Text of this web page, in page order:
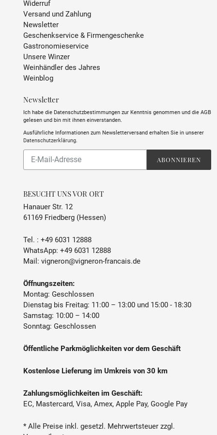
SULFITE
ABFÜLLER / IMPORTEUR
33460 Margaux, Frankreich
Widerruf
Versand und Zahlung
Newsletter
Geschenkservice & Firmengeschenke
Gastronomieservice
Unsere Winzer
Weinhändler des Jahres
Weinblog
Newsletter
Ich habe die Datenschutzbestimmungen zur Kenntnis genommen und die AGB
gelesen und bin mit ihnen einverstanden.
Ausführliche Informationen zum Newsletterversand erhalten Sie in unserer
Datenschutzerklärung.
unsere
ABONNIEREN
BESUCHT UNS VOR ORT
Hanauer Str. 12
61169 Friedberg (Hessen)
Tel. : +49 6031 12888
WhatsApp: +49 6031 12888
Mail: vigneron@vigneron-francais.de
Öffnungszeiten:
Montag: Geschlossen
Dienstag bis Freitag: 11:00 – 13:00 und 15:00 - 18:30
Samstag: 10:00 – 14:00
Sonntag: Geschlossen
Öffentliche Parkmöglichkeiten vor dem Geschäft
Kostenlose Lieferung im Umkreis von 30 km
Zahlungsmöglichkeiten im Geschäft:
EC, Mastercard, Visa, Amex, Apple Pay, Google Pay
* Alle Preise inkl. gesetzl. Mehrwertsteuer zzgl.